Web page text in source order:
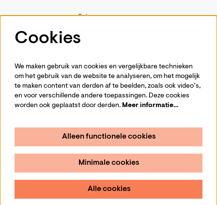
Privacystatement
Volg ons
Aanmelden
Cookies
We maken gebruik van cookies en vergelijkbare technieken
om het gebruik van de website te analyseren, om het mogelijk
te maken content van derden af te beelden, zoals ook video’s,
en voor verschillende andere toepassingen. Deze cookies
worden ook geplaatst door derden. Meer informatie…
Alleen functionele cookies
Minimale cookies
Alle cookies